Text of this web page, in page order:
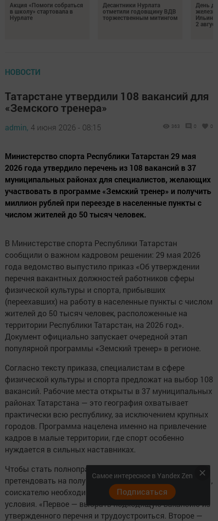
Акция «Помоги собраться
в школу» стартовала в
Нурлате
Десантники Нурлата
отметили годовщину ВДВ
торжественным митингом
День
Ильин
2
НОВОСТИ
Татарстане утвердили 108 вакансий для
«Земского тренера»
admin, 4 июня 2026 - 08:15 363 0 0
Министерство спорта Республики Татарстан 29 мая
2026 года утвердило перечень из 108 вакансий в 37
муниципальных районах для специалистов, желающих
участвовать в программе «Земский тренер» и получить
миллион рублей при переезде в населенные пункты с
числом жителей до 50 тысяч человек.
В Министерстве спорта Республики Татарстан
сообщили о важном кадровом решении: 29 мая 2026
года ведомство выпустило приказ «Об утверждении
перечня вакантных должностей работников сферы
физической культуры и спорта, прибывших
(переехавших) на работу в населенные пункты с числом
жителей до 50 тысяч человек, расположенные на
территории Республики Татарстан, на 2026 год».
Документ официально запускает очередной этап
популярной программы «Земский тренер» в регионе.
Согласно тексту приказа, специалистам в сфере
физической культуры и спорта предложат на выбор 108
вакансий. Рабочие места открыты в 37 муниципальных
районах Татарстана — это география охватывает
практически всю республику, за исключением крупных
городов. Программа нацелена именно на привлечение
кадров в малые территории, где спорт особенно
нуждается в сильных наставниках.
Чтобы стать полноправным участником программы и
претендовать на получение компенсационной выплаты,
соискателю необходимо выполнить два обязательных
условия. «Первое — выбрать подходящую вакансию из
утвержденного перечня и трудоустроиться. Второе —
Самое интересное в Yandex Zen
Подписаться